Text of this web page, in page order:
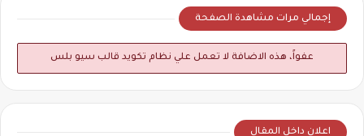
إجمالي مرات مشاهدة الصفحة
عفواً، هذه الاضافة لا تعمل علي نظام تكويد قالب سيو بلس
اعلان داخل المقال